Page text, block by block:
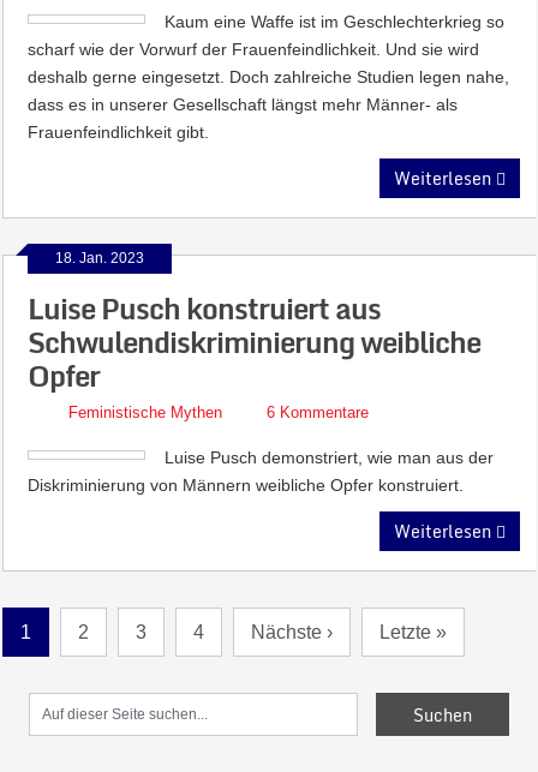
Kaum eine Waffe ist im Geschlechterkrieg so
scharf wie der Vorwurf der Frauenfeindlichkeit. Und sie wird
deshalb gerne eingesetzt. Doch zahlreiche Studien legen nahe,
dass es in unserer Gesellschaft längst mehr Männer- als
Frauenfeindlichkeit gibt.
Weiterlesen
18. Jan. 2023
Luise Pusch konstruiert aus
Schwulendiskriminierung weibliche
Opfer
Feministische Mythen 6 Kommentare
Luise Pusch demonstriert, wie man aus der
Diskriminierung von Männern weibliche Opfer konstruiert.
Weiterlesen
1 2 3 4 Nächste › Letzte »